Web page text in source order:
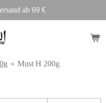
ab 69 €
» Must H 200g